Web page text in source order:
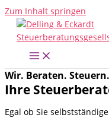
Zum Inhalt springen
Wir. Beraten. Steuern.
Ihre
Egal ob Sie